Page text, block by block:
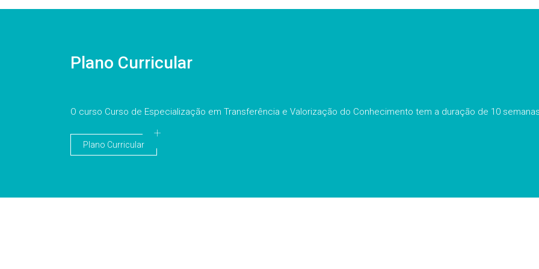
Plano Curricular
O curso Curso de Especialização em Transferência e Valorização do Conhecimento tem a duração de 10
Plano Curricular